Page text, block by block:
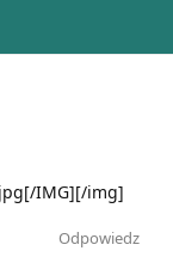
IMG][/img]
Odpowiedz